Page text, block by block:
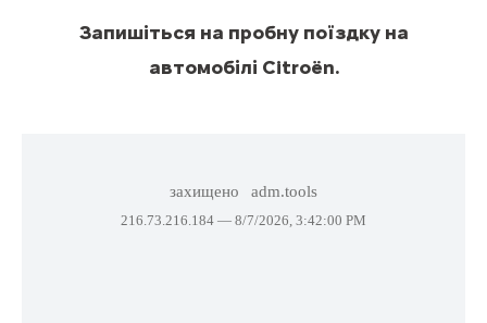
Запишіться на пробну поїздку на
автомобілі Citroën.